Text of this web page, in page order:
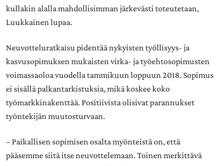
kullakin alalla mahdollisimman järkevästi toteutetaan,
Luukkainen lupaa.
Neuvotteluratkaisu pidentää nykyisten työllisyys- ja
kasvusopimuksen mukaisten virka- ja työehtosopimusten
voimassaoloa vuodella tammikuun loppuun 2018. Sopimus
ei sisällä palkantarkistuksia, mikä koskee koko
työmarkkinakenttää. Positiivista olisivat parannukset
työntekijän muutosturvaan.
– Paikallisen sopimisen osalta myönteistä on, että
pääsemme siitä itse neuvottelemaan. Toinen merkittävä